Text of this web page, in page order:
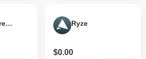
Unit Ethereum Ryze
$0.00